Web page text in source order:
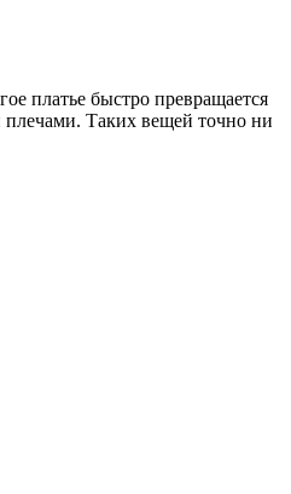
платье быстро превращается
Таких вещей точно ни